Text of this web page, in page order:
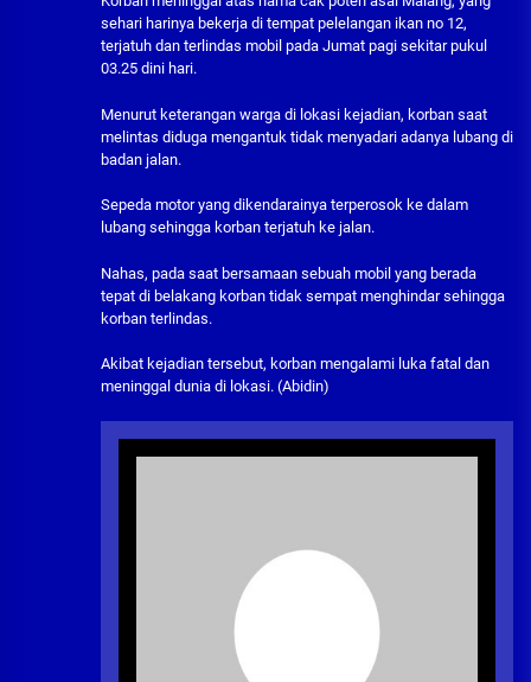
sehari harinya bekerja di tempat pelelangan ikan no 12,
terjatuh dan terlindas mobil pada Jumat pagi sekitar pukul
03.25 dini hari.
Menurut keterangan warga di lokasi kejadian, korban saat
melintas diduga mengantuk tidak menyadari adanya lubang di
badan jalan.
Sepeda motor yang dikendarainya terperosok ke dalam
lubang sehingga korban terjatuh ke jalan.
Nahas, pada saat bersamaan sebuah mobil yang berada
tepat di belakang korban tidak sempat menghindar sehingga
korban terlindas.
Akibat kejadian tersebut, korban mengalami luka fatal dan
meninggal dunia di lokasi. (Abidin)